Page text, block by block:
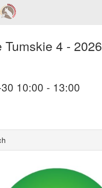
Tumskie 4 - 2026
10:00 - 13:00